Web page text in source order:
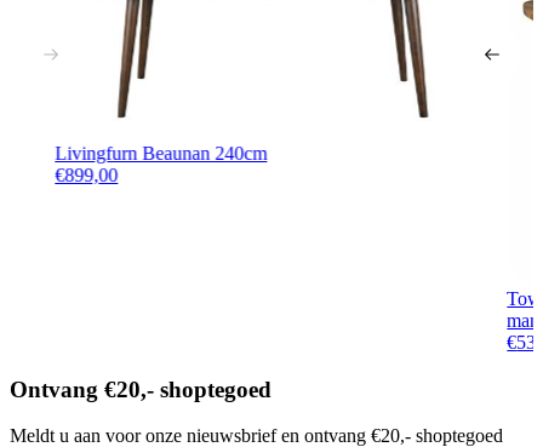
Livingfurn Beaunan 240cm
€899,00
€
Ontvang €20,- shoptegoed
Meldt u aan voor onze nieuwsbrief en ontvang €20,- shoptegoed